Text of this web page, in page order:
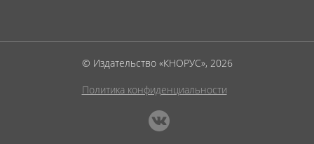
© Издательство «КНОРУС», 2026
Политика конфиденциальности